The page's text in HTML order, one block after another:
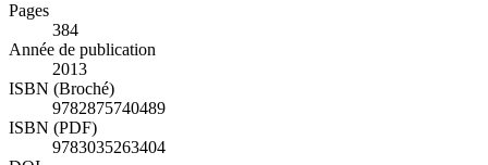
Pages
384
Année de publication
2013
ISBN (Broché)
9782875740489
ISBN (PDF)
9783035263404